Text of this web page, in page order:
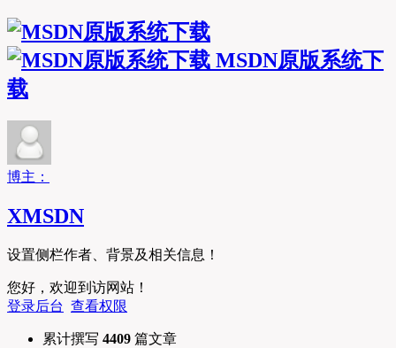
MSDN原版系统下
载
博主：
XMSDN
设置侧栏作者、背景及相关信息！
您好，欢迎到访网站！
登录后台 查看权限
累计撰写 4409 篇文章